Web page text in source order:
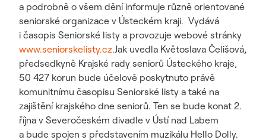
a podrobně o všem dění informuje různě orientované
seniorské organizace v Ústeckém kraji. Vydává
i časopis Seniorské listy a provozuje webové stránky
www.seniorskelisty.cz.Jak uvedla Květoslava Čelišová,
předsedkyně Krajské rady seniorů Ústeckého kraje,
50 427 korun bude účelově poskytnuto právě
komunitnímu časopisu Seniorské listy a také na
zajištění krajského dne seniorů. Ten se bude konat 2.
října v Severočeském divadle v Ústí nad Labem
a bude spojen s představením muzikálu Hello Dolly.